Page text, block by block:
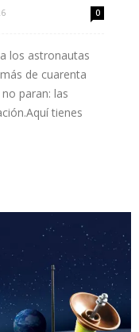
0
los astronautas
de cuarenta
paran: las
tienes